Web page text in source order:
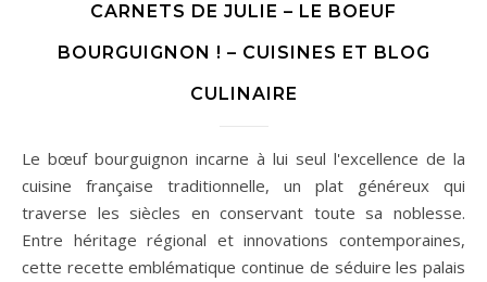
CARNETS DE JULIE – LE BOEUF
BOURGUIGNON ! – CUISINES ET BLOG
CULINAIRE
Le bœuf bourguignon incarne à lui seul l'excellence de la
cuisine française traditionnelle, un plat généreux qui
traverse les siècles en conservant toute sa noblesse.
Entre héritage régional et innovations contemporaines,
cette recette emblématique continue de séduire les palais